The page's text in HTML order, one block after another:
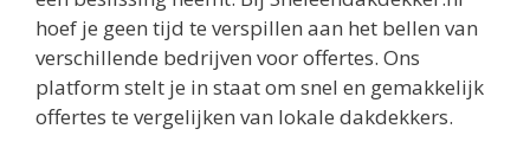
hoef je geen tijd te verspillen aan het bellen van
verschillende bedrijven voor offertes. Ons
platform stelt je in staat om snel en gemakkelijk
offertes te vergelijken van lokale dakdekkers.